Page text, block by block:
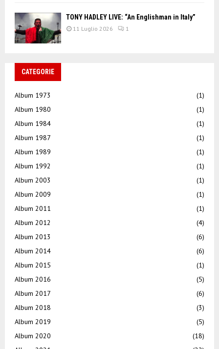
TONY HADLEY LIVE: “An Englishman in Italy”
11 Luglio 2026 1
CATEGORIE
Album 1973
(1)
Album 1980
(1)
Album 1984
(1)
Album 1987
(1)
Album 1989
(1)
Album 1992
(1)
Album 2003
(1)
Album 2009
(1)
Album 2011
(1)
Album 2012
(4)
Album 2013
(6)
Album 2014
(6)
Album 2015
(1)
Album 2016
(5)
Album 2017
(6)
Album 2018
(3)
Album 2019
(5)
Album 2020
(18)